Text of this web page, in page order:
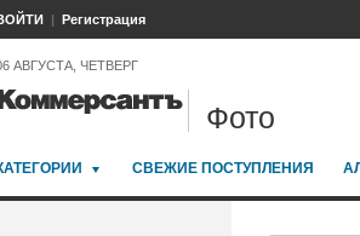
Регистрация
АВГУСТА, ЧЕТВЕРГ
Фото
СВЕЖИЕ ПОСТУПЛЕНИЯ